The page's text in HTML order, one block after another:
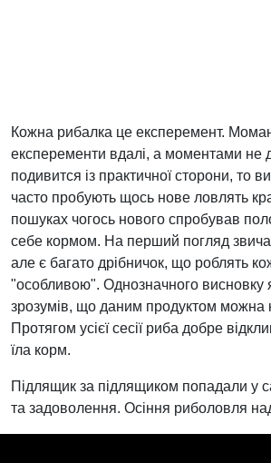
Кожна рибалка це експеремент.
експеременти вдалі, а моментами не
подивится із практичної сторони, то
часто пробують щось нове ловлять
пошуках чогось нового спробував
себе кормом. На перший погляд
але є багато дрібничок, що роблять
"особливою". Однозначного висновку
зрозумів, що даним продуктом можна
Протягом усієї сесії риба добре
їла корм.
Підлящик за підлящиком попадали у
та задоволення. Осіння риболовля